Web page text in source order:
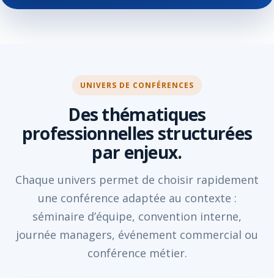
UNIVERS DE CONFÉRENCES
Des thématiques
professionnelles structurées
par enjeux.
Chaque univers permet de choisir rapidement
une conférence adaptée au contexte :
séminaire d’équipe, convention interne,
journée managers, événement commercial ou
conférence métier.